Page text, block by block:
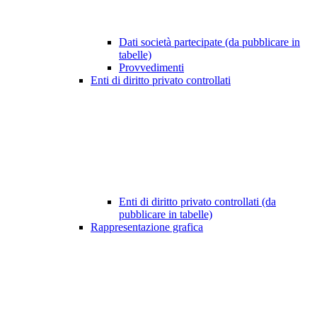
Dati società partecipate (da pubblicare in
tabelle)
Provvedimenti
Enti di diritto privato controllati
Enti di diritto privato controllati (da
pubblicare in tabelle)
Rappresentazione grafica